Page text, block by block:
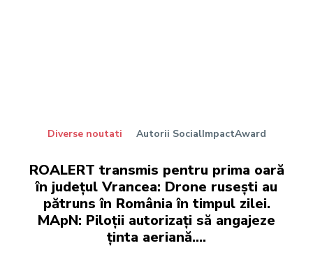
Diverse noutati Autorii SocialImpactAward
ROALERT transmis pentru prima oară
în județul Vrancea: Drone rusești au
pătruns în România în timpul zilei.
MApN: Piloții autorizați să angajeze
ținta aeriană....